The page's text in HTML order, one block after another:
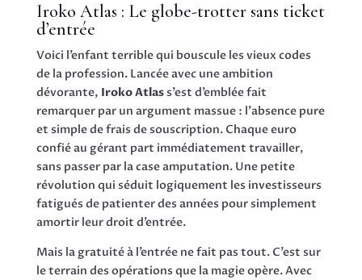
Iroko Atlas : Le globe-trotter sans ticket
d’entrée
Voici l’enfant terrible qui bouscule les vieux codes
de la profession. Lancée avec une ambition
dévorante, Iroko Atlass’est d’emblée fait
remarquer par un argument massue : l’absence pure
et simple de frais de souscription. Chaque euro
confié au gérant part immédiatement travailler,
sans passer par la case amputation. Une petite
révolution qui séduit logiquement les investisseurs
fatigués de patienter des années pour simplement
amortir leur droit d’entrée.
Mais la gratuité à l’entrée ne fait pas tout. C’est sur
le terrain des opérations que la magie opère. Avec